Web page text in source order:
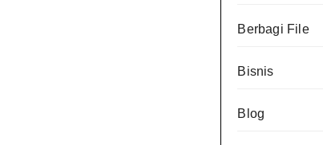
Berbagi File
Bisnis
Blog